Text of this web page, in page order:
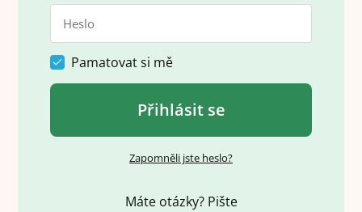
Pamatovat si mě
Přihlásit se
Zapomněli jste heslo?
Máte otázky? Pište